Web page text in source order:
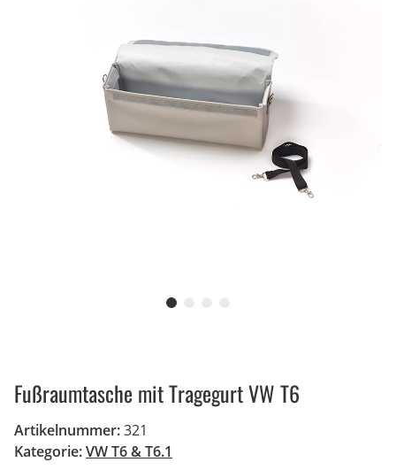
Fußraumtasche mit Tragegurt VW T6
Artikelnummer:321
Kategorie:VW T6 & T6.1